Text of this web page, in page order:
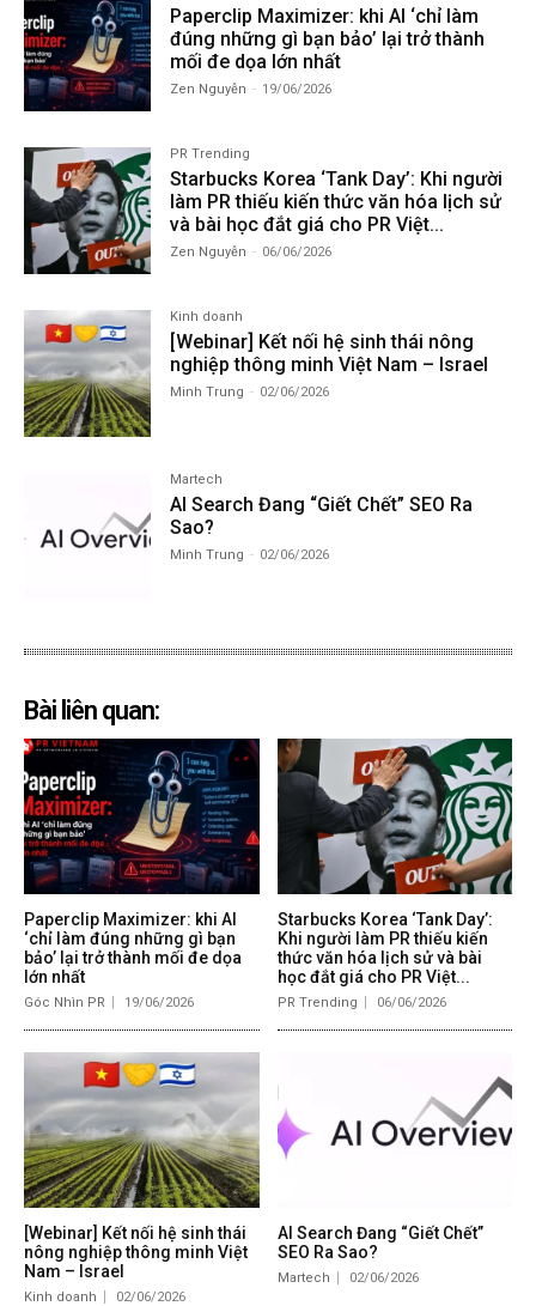
Paperclip Maximizer: khi AI ‘chỉ làm
đúng những gì bạn bảo’ lại trở thành
mối đe dọa lớn nhất
Zen Nguyễn - 19/06/2026
PR Trending
Starbucks Korea ‘Tank Day’: Khi người
làm PR thiếu kiến thức văn hóa lịch sử
và bài học đắt giá cho PR Việt...
Zen Nguyễn - 06/06/2026
Kinh doanh
[Webinar] Kết nối hệ sinh thái nông
nghiệp thông minh Việt Nam – Israel
Minh Trung - 02/06/2026
Martech
AI Search Đang “Giết Chết” SEO Ra
Sao?
Minh Trung - 02/06/2026
Bài liên quan:
Paperclip Maximizer: khi AI
‘chỉ làm đúng những gì bạn
bảo’ lại trở thành mối đe dọa
lớn nhất
Góc Nhìn PR 19/06/2026
Starbucks Korea ‘Tank Day’:
Khi người làm PR thiếu kiến
thức văn hóa lịch sử và bài
học đắt giá cho PR Việt...
PR Trending 06/06/2026
[Webinar] Kết nối hệ sinh thái
nông nghiệp thông minh Việt
Nam – Israel
Kinh doanh 02/06/2026
AI Search Đang “Giết Chết”
SEO Ra Sao?
Martech 02/06/2026